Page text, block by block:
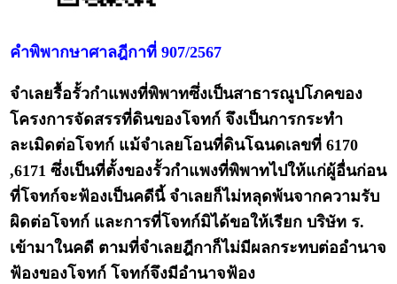
คำพิพากษาศาลฎีกาที่ 907/2567
จำเลยรื้อรั้วกำแพงที่พิพาทซึ่งเป็นสาธารณูปโภคของ
โครงการจัดสรรที่ดินของโจทก์ จึงเป็นการกระทำ
ละเมิดต่อโจทก์ แม้จำเลยโอนที่ดินโฉนดเลขที่ 6170
,6171 ซึ่งเป็นที่ตั้งของรั้วกำแพงที่พิพาทไปให้แก่ผู้อื่นก่อน
ที่โจทก์จะฟ้องเป็นคดีนี้ จำเลยก็ไม่หลุดพ้นจากความรับ
ผิดต่อโจทก์ และการที่โจทก์มิได้ขอให้เรียก บริษัท ร.
เข้ามาในคดี ตามที่จำเลยฎีกาก็ไม่มีผลกระทบต่ออำนาจ
ฟ้องของโจทก์ โจทก์จึงมีอำนาจฟ้อง